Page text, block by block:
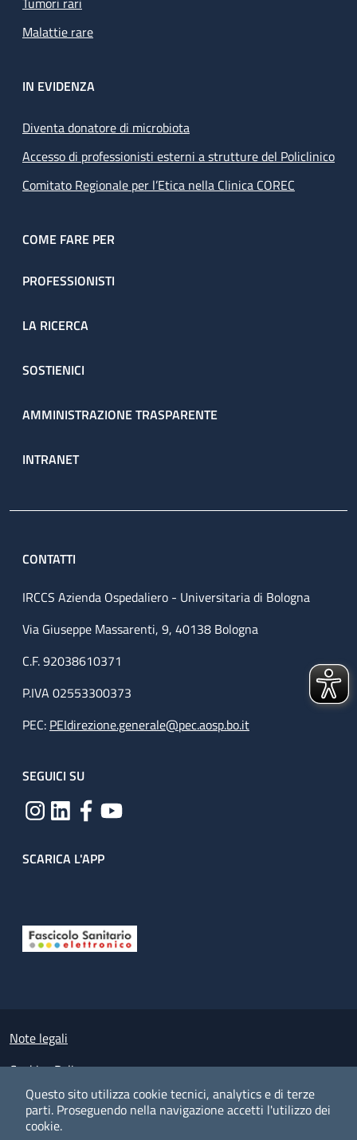
Questo sito utilizza cookie tecnici, analytics e di terze
parti. Proseguendo nella navigazione accetti l'utilizzo dei
cookie.
Malattie rare
IN EVIDENZA
Diventa donatore di microbiota
Accesso di professionisti esterni a strutture del Policlinico
Comitato Regionale per l’Etica nella Clinica COREC
COME FARE PER
PROFESSIONISTI
LA RICERCA
SOSTIENICI
AMMINISTRAZIONE TRASPARENTE
INTRANET
CONTATTI
IRCCS Azienda Ospedaliero - Universitaria di Bologna
Via Giuseppe Massarenti, 9, 40138 Bologna
C.F. 92038610371
P.IVA 02553300373
PEC: PEIdirezione.generale@pec.aosp.bo.it
SEGUICI SU
SCARICA L'APP
Small prints
Note legali
Cookies Policy
Policy privacy e protezione del dato personale
Albo pretorio on-line